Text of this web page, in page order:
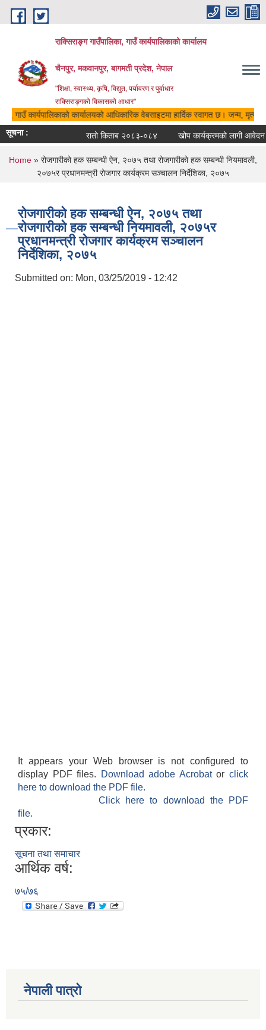
Skip to main content
राक्सिराङ्ग गाउँपालिका, गाउँ कार्यपालिकाको कार्यालय
चैनपुर, मकवानपुर, बागमती प्रदेश, नेपाल
"शिक्षा, स्वास्थ्य, कृषि, विद्युत, पर्यावरण र पुर्वाधार
राक्सिराङ्गको विकासको आधार"
गाउँ कार्यपालिकाको कार्यालयको आधिकारिक वेबसाइटमा हार्दिक स्वागत छ। जन्म,
सूचना :
रातो किताब २०८३-०८४ खोप कार्यक्रमको लागी
You are here
Home » रोजगारीको हक सम्बन्धी ऐन, २०७५ तथा रोजगारीको हक सम्बन्धी नियमावली,
२०७५र प्रधानमन्त्री रोजगार कार्यक्रम सञ्चालन निर्देशिका, २०७५
रोजगारीको हक सम्बन्धी ऐन, २०७५ तथा
रोजगारीको हक सम्बन्धी नियमावली, २०७५र
प्रधानमन्त्री रोजगार कार्यक्रम सञ्चालन
निर्देशिका, २०७५
Submitted on: Mon, 03/25/2019 - 12:42
It appears your Web browser is not configured to
display PDF files.
Download adobe Acrobatorclick
here to download the PDF file.
Click here to download the PDF
file.
प्रकार:
सूचना तथा समाचार
आर्थिक वर्ष:
७५/७६
नेपाली पात्रो